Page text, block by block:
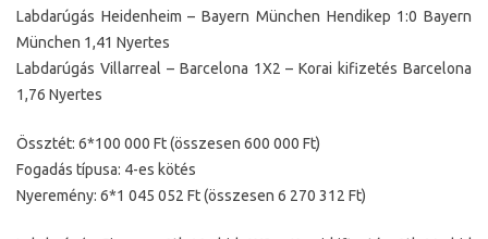
Labdarúgás Heidenheim – Bayern München Hendikep 1:0 Bayern
München 1,41 Nyertes
Labdarúgás Villarreal – Barcelona 1X2 – Korai kifizetés Barcelona
1,76 Nyertes
Össztét: 6*100 000 Ft (összesen 600 000 Ft)
Fogadás típusa: 4-es kötés
Nyeremény: 6*1 045 052 Ft (összesen 6 270 312 Ft)